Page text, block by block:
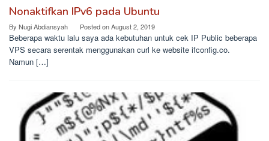
Nonaktifkan IPv6 pada Ubuntu
By Nugi Abdiansyah Posted onAugust 2, 2019
Beberapa waktu lalu saya ada kebutuhan untuk cek IP Public beberapa
VPS secara serentak menggunakan curl ke website ifconfig.co.
Namun […]